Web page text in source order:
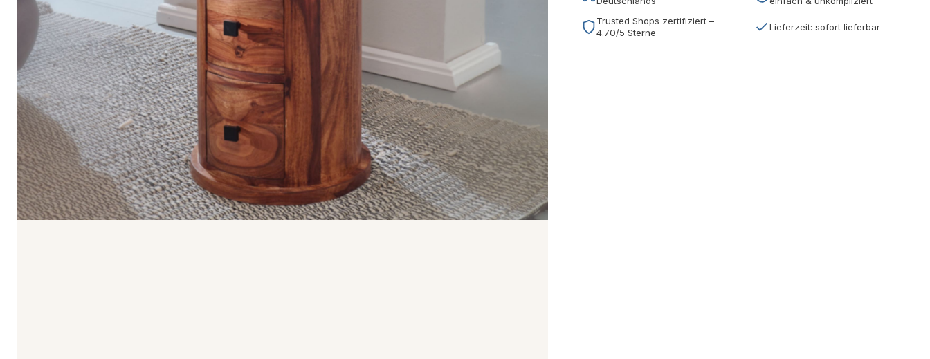
Trusted Shops zertifiziert –
4.70/5 Sterne
Lieferzeit: sofort lieferbar